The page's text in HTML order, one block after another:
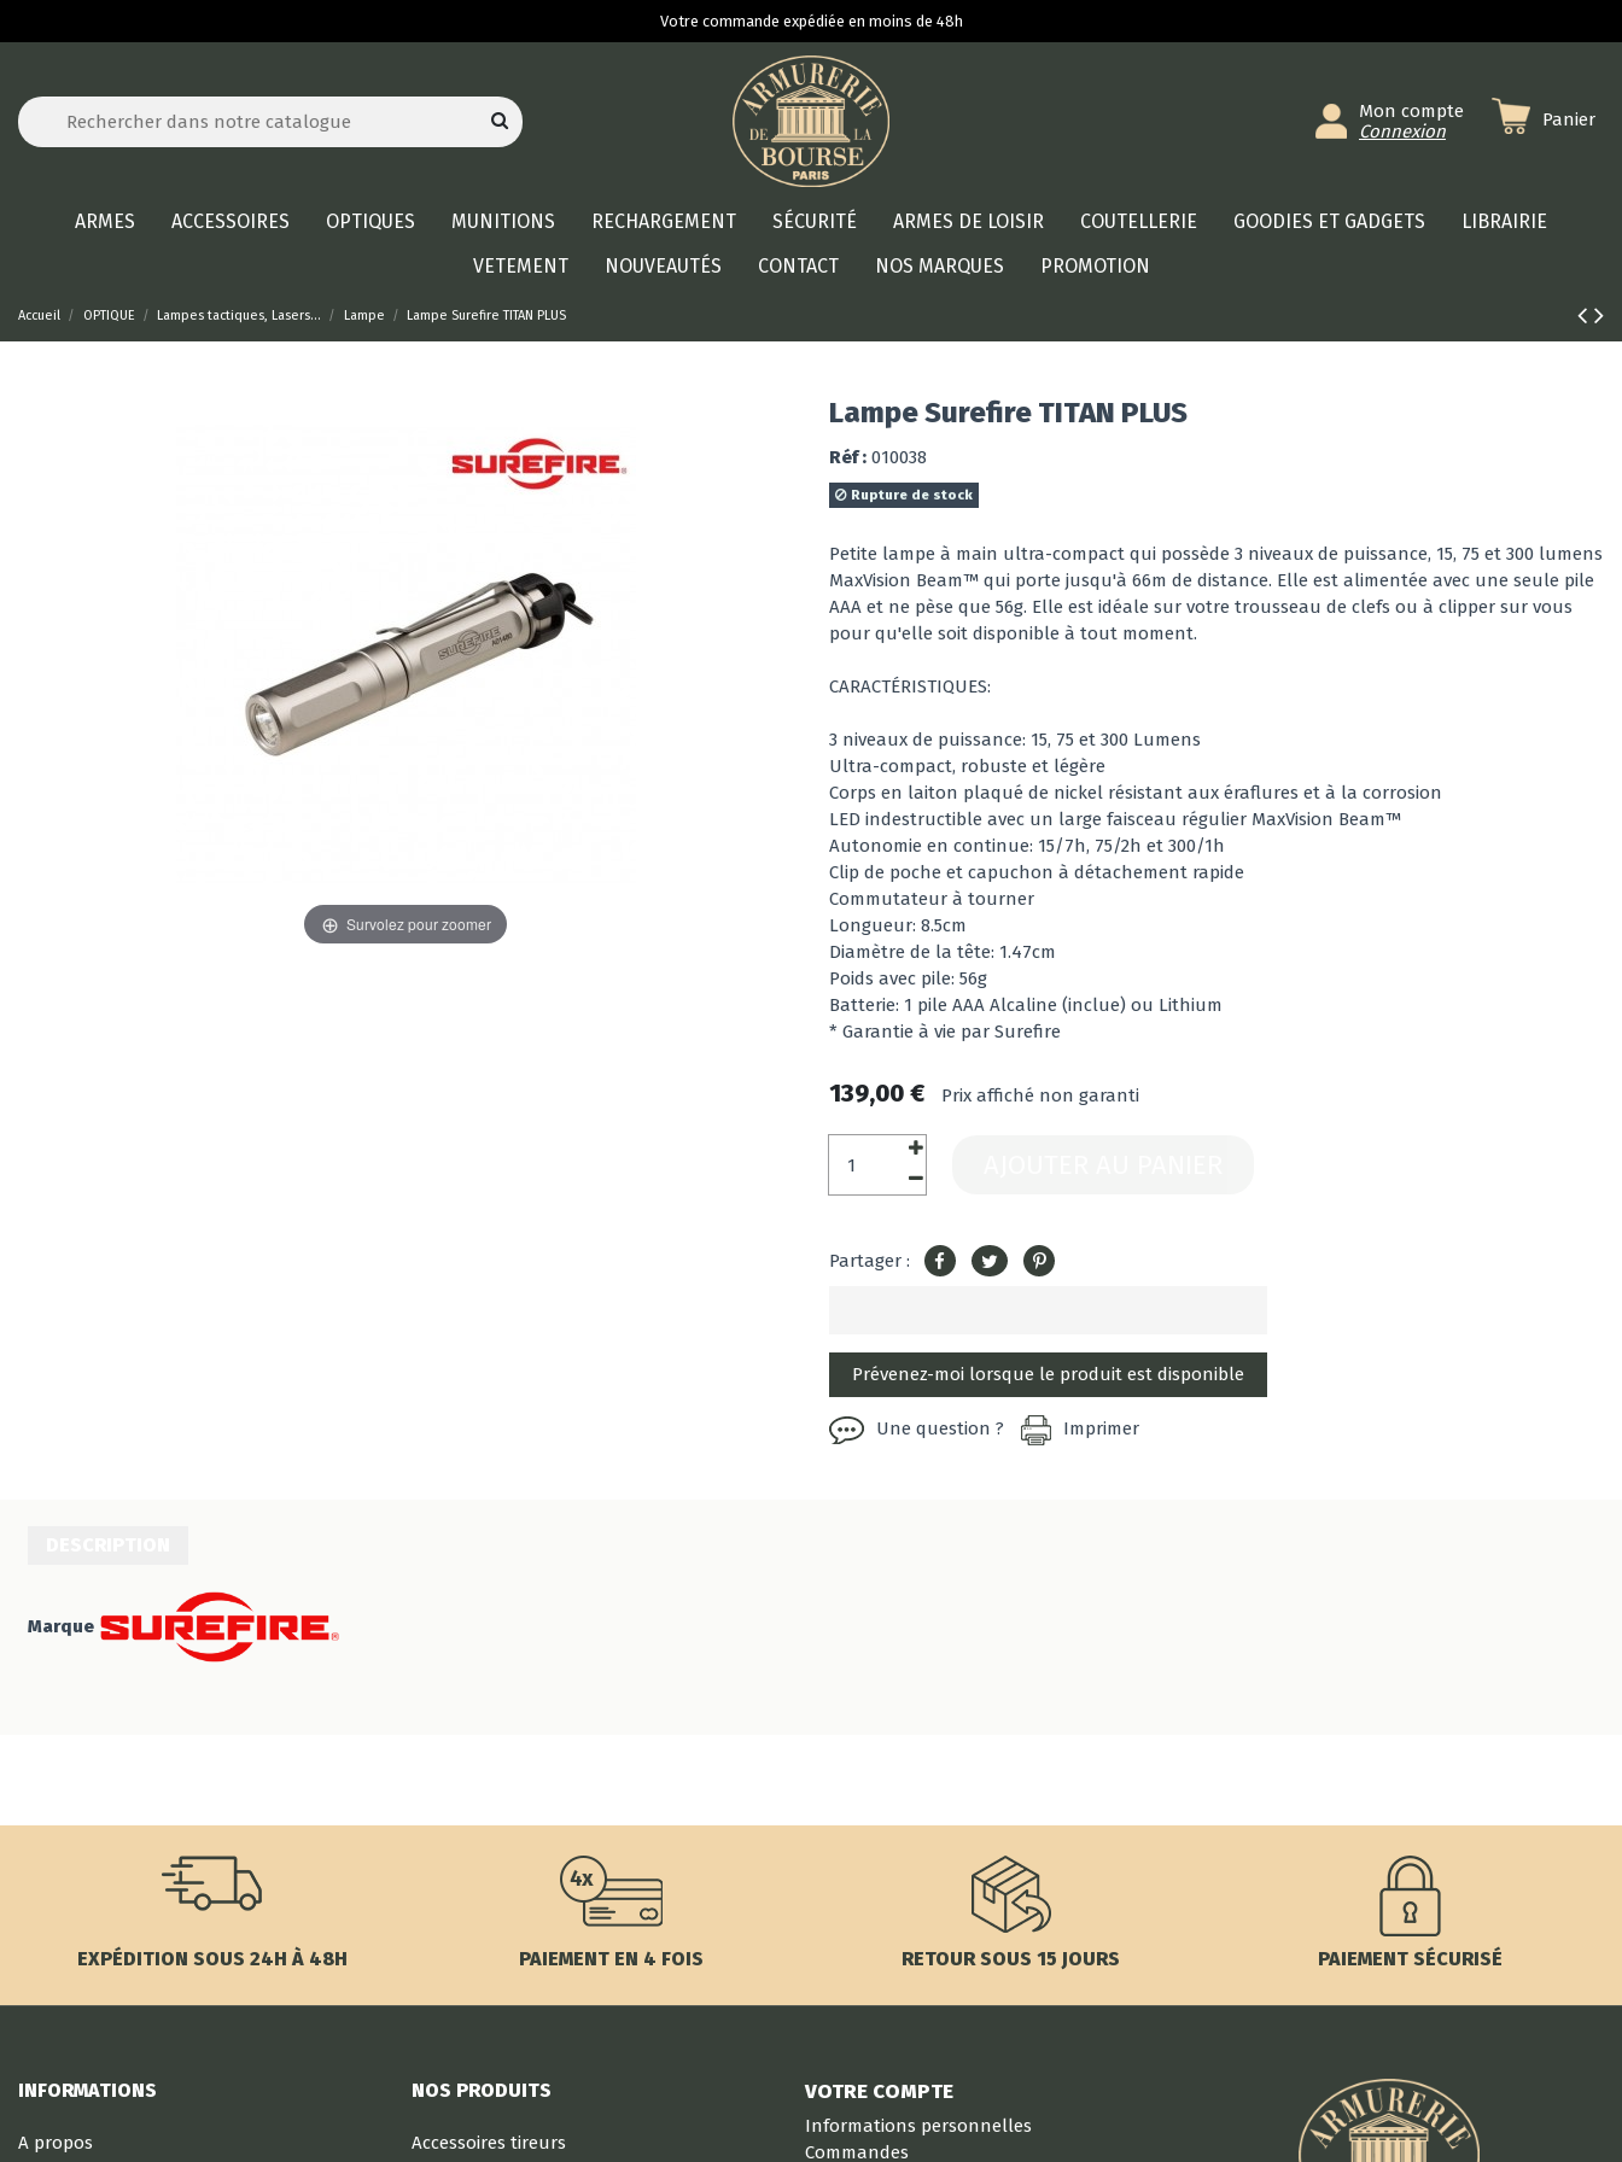
Votre commande expédiée en moins de 48h
Mon compte
Connexion
Panier
ARMES ACCESSOIRES OPTIQUES MUNITIONS RECHARGEMENT SÉCURITÉ ARMES DE LOISIR COUTELLERIE GOODIES ET GADGETS
LIBRAIRIE
VETEMENT
NOUVEAUTÉS CONTACT NOS MARQUES PROMOTION
Accueil OPTIQUE Lampes tactiques, Lasers... Lampe Lampe Surefire TITAN PLUS
Survolez pour zoomer
Lampe Surefire TITAN PLUS
Réf : 010038
Rupture de stock
Petite lampe à main ultra-compact qui possède 3 niveaux de puissance, 15, 75 et 300 lumens
MaxVision Beam™ qui porte jusqu'à 66m de distance. Elle est alimentée avec une seule pile
AAA et ne pèse que 56g. Elle est idéale sur votre trousseau de clefs ou à clipper sur vous
pour qu'elle soit disponible à tout moment.
CARACTÉRISTIQUES:
3 niveaux de puissance: 15, 75 et 300 Lumens
Ultra-compact, robuste et légère
Corps en laiton plaqué de nickel résistant aux éraflures et à la corrosion
LED indestructible avec un large faisceau régulier MaxVision Beam™
Autonomie en continue: 15/7h, 75/2h et 300/1h
Clip de poche et capuchon à détachement rapide
Commutateur à tourner
Longueur: 8.5cm
Diamètre de la tête: 1.47cm
Poids avec pile: 56g
Batterie: 1 pile AAA Alcaline (inclue) ou Lithium
* Garantie à vie par Surefire
139,00 € Prix affiché non garanti
Partager :
Une question ? Imprimer
Marque
EXPÉDITION SOUS 24H À 48H PAIEMENT EN 4 FOIS RETOUR SOUS 15 JOURS PAIEMENT SÉCURISÉ
INFORMATIONS
A propos
NOS PRODUITS
Accessoires tireurs
VOTRE COMPTE
Informations personnelles
Commandes